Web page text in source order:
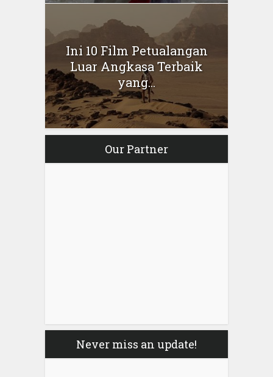
Ini 10 Film Petualangan
Luar Angkasa Terbaik
yang...
Our Partner
Never miss an update!